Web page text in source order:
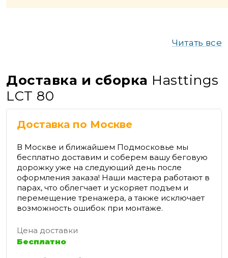
Читать все
Доставка и сборка Hasttings
LCT 80
Доставка по Москве
В Москве и ближайшем Подмосковье мы
бесплатно доставим и соберем вашу беговую
дорожку уже на следующий день после
оформления заказа! Наши мастера работают в
парах, что облегчает и ускоряет подъем и
перемещение тренажера, а также исключает
возможность ошибок при монтаже.
Цена доставки
Бесплатно